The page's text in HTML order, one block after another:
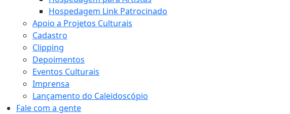
Hospedagem Link Patrocinado
Apoio a Projetos Culturais
Cadastro
Clipping
Depoimentos
Eventos Culturais
Imprensa
Lançamento do Caleidoscópio
Fale com a gente